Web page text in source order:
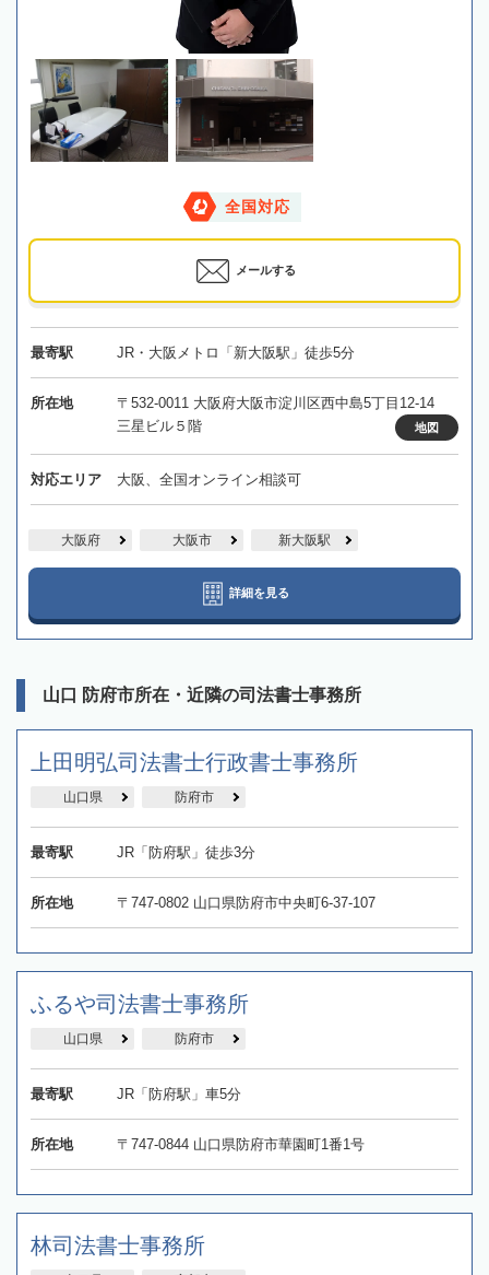
全国対応
メールする
最寄駅 JR・大阪メトロ「新大阪駅」徒歩5分
所在地
〒532-0011 大阪府大阪市淀川区西中島5丁目12-14
三星ビル５階
地図
対応エリア 大阪、全国オンライン相談可
大阪府 大阪市 新大阪駅
詳細を見る
山口 防府市所在・近隣の司法書士事務所
上田明弘司法書士行政書士事務所
山口県 防府市
最寄駅 JR「防府駅」徒歩3分
所在地 〒747-0802 山口県防府市中央町6-37-107
ふるや司法書士事務所
山口県 防府市
最寄駅 JR「防府駅」車5分
所在地 〒747-0844 山口県防府市華園町1番1号
林司法書士事務所